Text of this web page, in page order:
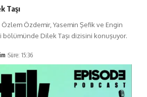
Taşı
Özdemir, Yasemin Şefik ve Engin
bölümünde Dilek Taşı dizisini konuşuyor.
Süre: 15:36